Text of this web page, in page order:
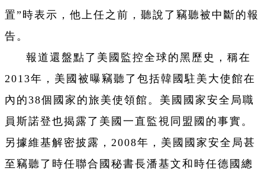
置”時表示，他上任之前，聽說了竊聽被中斷的報
告。
報道還盤點了美國監控全球的黑歷史，稱在
2013年，美國被曝竊聽了包括韓國駐美大使館在
內的38個國家的旅美使領館。美國國家安全局職
員斯諾登也揭露了美國一直監視同盟國的事實。
另據維基解密披露，2008年，美國國家安全局甚
至竊聽了時任聯合國秘書長潘基文和時任德國總